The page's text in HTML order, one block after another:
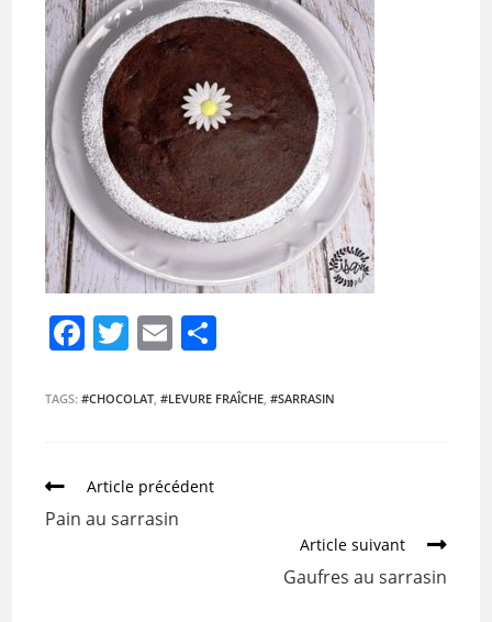
F
c
b
o
T
itt
E
ai ta
TAGS:#CHOCOLAT, #LEVURE FRAÎCHE, #SARRASIN
Article précédent
Pain au sarrasin
Article suivant
Gaufres au sarrasin